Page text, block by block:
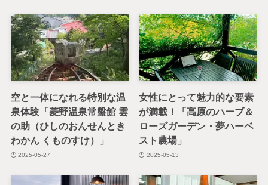
空と一体になれる特別な温
泉体験「菱野温泉常盤館 雲
の助（ひしのおんせんとき
わかん くものすけ）」
2025-05-27
女性にとって魅力的な要素
が満載！「高原のハーブ＆
ローズガーデン・夢ハーベ
スト農場」
2025-05-13